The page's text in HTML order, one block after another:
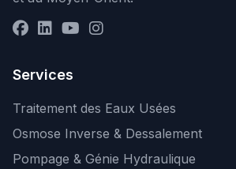
Services
Traitement des Eaux Usées
Osmose Inverse & Dessalement
Pompage & Génie Hydraulique